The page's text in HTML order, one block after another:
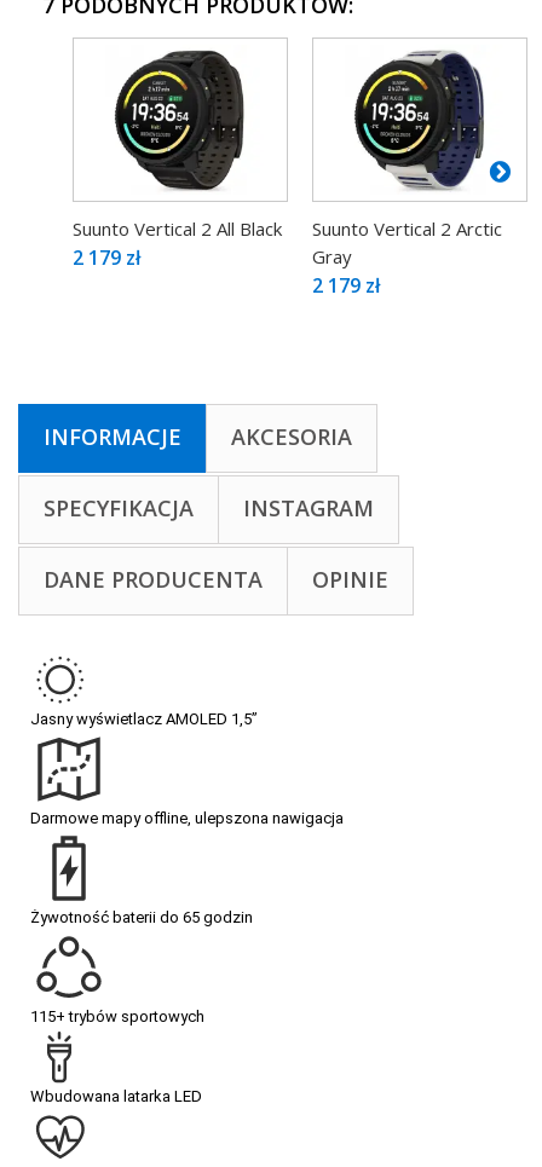
Suunto Vertical 2 All Black
2 179 zł
Suunto Vertical 2 Arctic
Gray
2 179 zł
INFORMACJE AKCESORIA
SPECYFIKACJA INSTAGRAM
DANE PRODUCENTA OPINIE
Jasny wyświetlacz AMOLED 1,5”
Darmowe mapy offline, ulepszona nawigacja
Żywotność baterii do 65 godzin
115+ trybów sportowych
Wbudowana latarka LED
25